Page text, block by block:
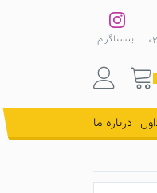
اینستاگرام
درباره ما